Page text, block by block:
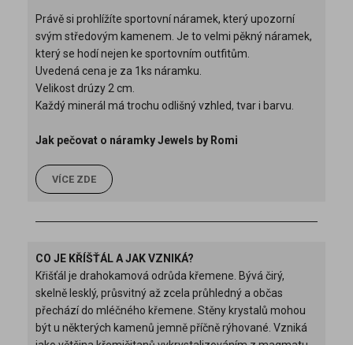
Právě si prohlížíte sportovní náramek, který upozorní
svým středovým kamenem. Je to velmi pěkný náramek,
který se hodí nejen ke sportovním outfitům.
Uvedená cena je za 1ks náramku.
Velikost drúzy 2 cm.
Každý minerál má trochu odlišný vzhled, tvar i barvu.
Jak pečovat o náramky Jewels by Romi
VÍCE ZDE
CO JE KŘÍŠŤÁL A JAK VZNIKÁ?
Křišťál je drahokamová odrůda křemene. Bývá čirý,
skelně lesklý, průsvitný až zcela průhledný a občas
přechází do mléčného křemene. Stěny krystalů mohou
být u některých kamenů jemně příčně rýhované. Vzniká